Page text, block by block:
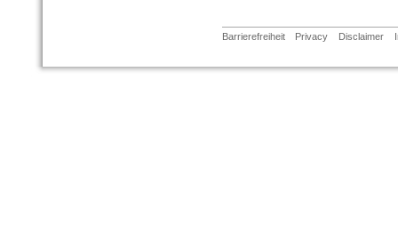
Barrierefreiheit Privacy Disclaimer